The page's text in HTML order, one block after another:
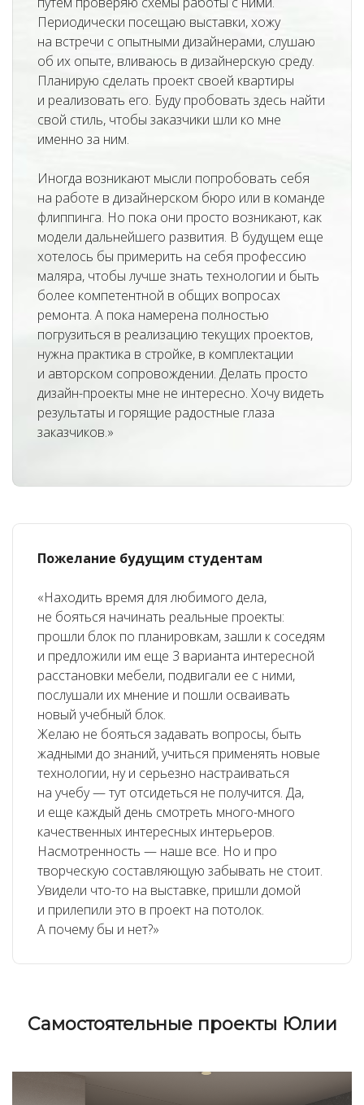
Периодически посещаю выставки, хожу
на встречи с опытными дизайнерами, слушаю
об их опыте, вливаюсь в дизайнерскую среду.
Планирую сделать проект своей квартиры
и реализовать его. Буду пробовать здесь найти
свой стиль, чтобы заказчики шли ко мне
именно за ним.
Иногда возникают мысли попробовать себя
на работе в дизайнерском бюро или в команде
флиппинга. Но пока они просто возникают, как
модели дальнейшего развития. В будущем еще
хотелось бы примерить на себя профессию
маляра, чтобы лучше знать технологии и быть
более компетентной в общих вопросах
ремонта. А пока намерена полностью
погрузиться в реализацию текущих проектов,
нужна практика в стройке, в комплектации
и авторском сопровождении. Делать просто
дизайн-проекты мне не интересно. Хочу видеть
результаты и горящие радостные глаза
заказчиков.»
Пожелание будущим студентам
«Находить время для любимого дела,
не бояться начинать реальные проекты:
прошли блок по планировкам, зашли к соседям
и предложили им еще 3 варианта интересной
расстановки мебели, подвигали ее с ними,
послушали их мнение и пошли осваивать
новый учебный блок.
Желаю не бояться задавать вопросы, быть
жадными до знаний, учиться применять новые
технологии, ну и серьезно настраиваться
на учебу — тут отсидеться не получится. Да,
и еще каждый день смотреть много-много
качественных интересных интерьеров.
Насмотренность — наше все. Но и про
творческую составляющую забывать не стоит.
Увидели что-то на выставке, пришли домой
и прилепили это в проект на потолок.
А почему бы и нет?»
Cамостоятельные проекты Юлии